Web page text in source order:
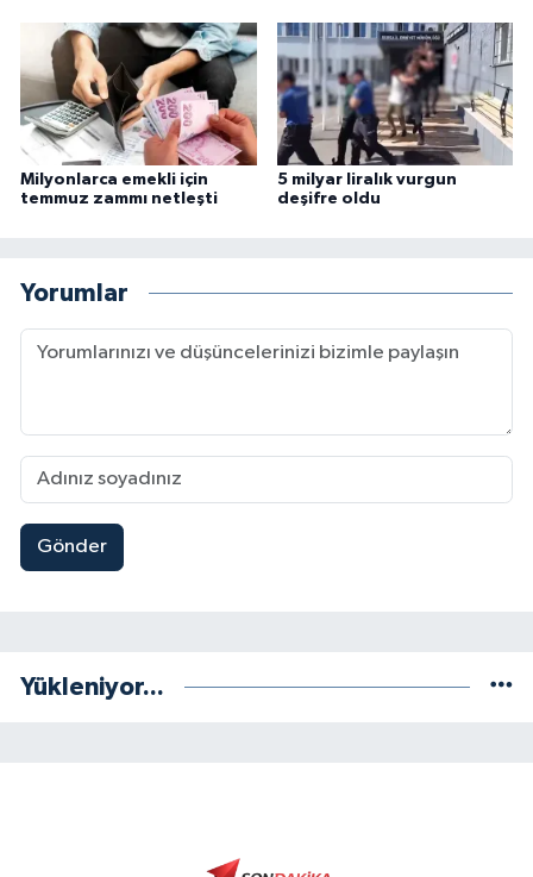
Milyonlarca emekli için
temmuz zammı netleşti
5 milyar liralık vurgun
deşifre oldu
Yorumlar
Gönder
Yükleniyor...